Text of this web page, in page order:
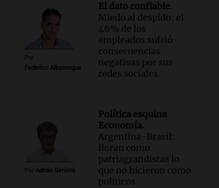
Por
Federico Albarenque
El dato confiable.
Miedo al despido: el
46% de los
empleados sufrió
consecuencias
negativas por sus
redes sociales
Por Adrián Simioni
Política esquina
Economía.
Argentina-Brasil:
lloran como
patriagrandistas lo
que no hicieron como
politicos